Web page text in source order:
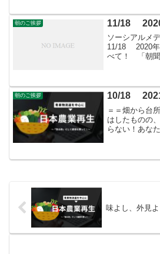
朝のご挨拶 11/18
ソーシアルメ
11/18 2020
べて！ 「朝聞
朝のご挨拶 10/18
＝＝畑から台
はしたものの
らない！あな
味よし、外見